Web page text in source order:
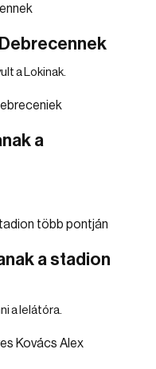
a Lokinak.
a
a stadion
a lelátóra.